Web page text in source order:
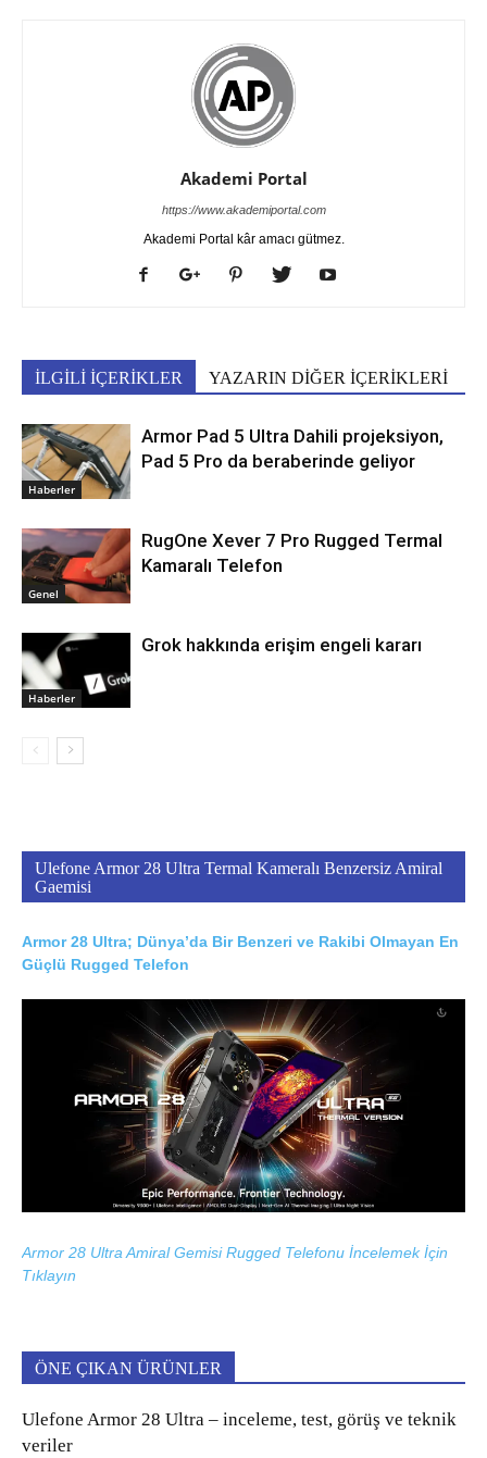
Akademi Portal
https://www.akademiportal.com
Akademi Portal kâr amacı gütmez.
İLGİLİ İÇERİKLER YAZARIN DİĞER İÇERİKLERİ
Haberler
Armor Pad 5 Ultra Dahili projeksiyon,
Pad 5 Pro da beraberinde geliyor
Genel
RugOne Xever 7 Pro Rugged Termal
Kamaralı Telefon
Haberler
Grok hakkında erişim engeli kararı
Ulefone Armor 28 Ultra Termal Kameralı Benzersiz Amiral
Gaemisi
Armor 28 Ultra; Dünya’da Bir Benzeri ve Rakibi Olmayan En
Güçlü Rugged Telefon
Armor 28 Ultra Amiral Gemisi Rugged Telefonu İncelemek İçin
Tıklayın
ÖNE ÇIKAN ÜRÜNLER
Ulefone Armor 28 Ultra – inceleme, test, görüş ve teknik
veriler